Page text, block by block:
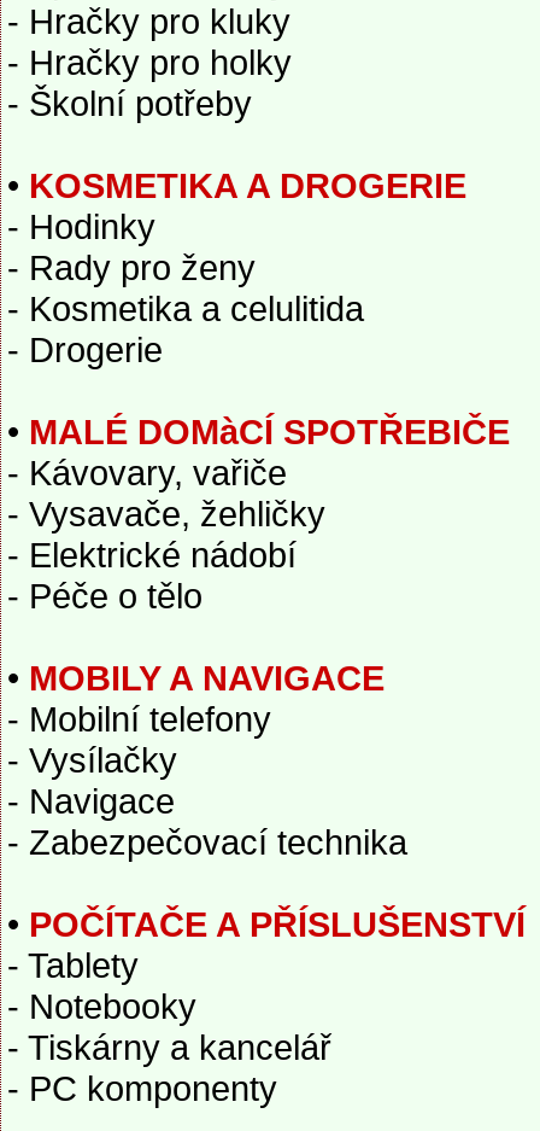
- Hračky pro kluky
- Hračky pro holky
- Školní potřeby
• KOSMETIKA A DROGERIE
- Hodinky
- Rady pro ženy
- Kosmetika a celulitida
- Drogerie
• MALÉ DOMàCÍ SPOTŘEBIČE
- Kávovary, vařiče
- Vysavače, žehličky
- Elektrické nádobí
- Péče o tělo
• MOBILY A NAVIGACE
- Mobilní telefony
- Vysílačky
- Navigace
- Zabezpečovací technika
• POČÍTAČE A PŘÍSLUŠENSTVÍ
- Tablety
- Notebooky
- Tiskárny a kancelář
- PC komponenty